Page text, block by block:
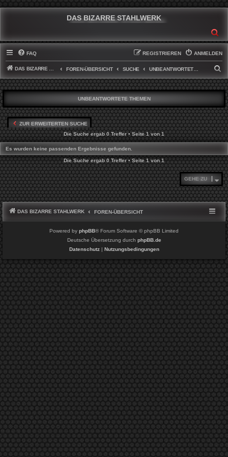
DAS BIZARRE STAHLWERK
FAQ ANMELDEN
REGISTRIEREN
DAS BIZARRE STAHLWERK FOREN-ÜBERSICHT SUCHE
U
C
H
E
UNBEANTWORTETE THEMEN
ZUR ERWEITERTEN SUCHE
Die Suche ergab 0 Treffer • Seite1von1
Es wurden keine passenden Ergebnisse gefunden.
Die Suche ergab 0 Treffer • Seite1von1
GEHE ZU
DAS BIZARRE STAHLWERK FOREN-ÜBERSICHT
Powered by phpBB® Forum Software © phpBB Limited
Deutsche Übersetzung durch phpBB.de
Datenschutz| Nutzungsbedingungen